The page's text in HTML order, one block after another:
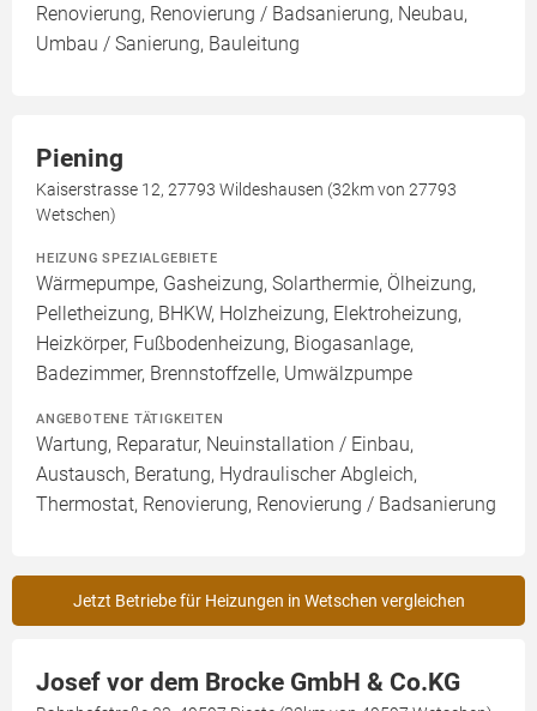
Renovierung, Renovierung / Badsanierung, Neubau,
Umbau / Sanierung, Bauleitung
Piening
Kaiserstrasse 12, 27793 Wildeshausen (32km von 27793
Wetschen)
HEIZUNG SPEZIALGEBIETE
Wärmepumpe, Gasheizung, Solarthermie, Ölheizung,
Pelletheizung, BHKW, Holzheizung, Elektroheizung,
Heizkörper, Fußbodenheizung, Biogasanlage,
Badezimmer, Brennstoffzelle, Umwälzpumpe
ANGEBOTENE TÄTIGKEITEN
Wartung, Reparatur, Neuinstallation / Einbau,
Austausch, Beratung, Hydraulischer Abgleich,
Thermostat, Renovierung, Renovierung / Badsanierung
Jetzt Betriebe für Heizungen in Wetschen vergleichen
Josef vor dem Brocke GmbH & Co.KG